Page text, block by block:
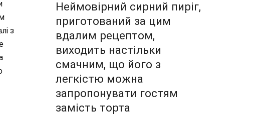
з
Неймовірний сирний пиріг,
приготований за цим
вдалим рецептом,
виходить настільки
смачним, що його з
легкістю можна
запропонувати гостям
замість торта